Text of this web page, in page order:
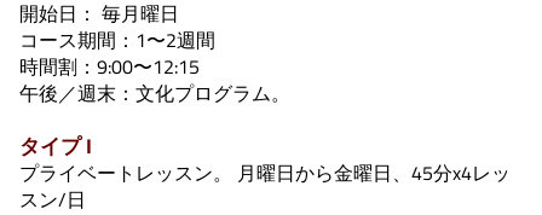
開始日： 毎月曜日
コース期間：1〜2週間
時間割：9:00〜12:15
午後／週末：文化プログラム。
タイプ I
プライベートレッスン。 月曜日から金曜日、45分x4レッ
スン/日